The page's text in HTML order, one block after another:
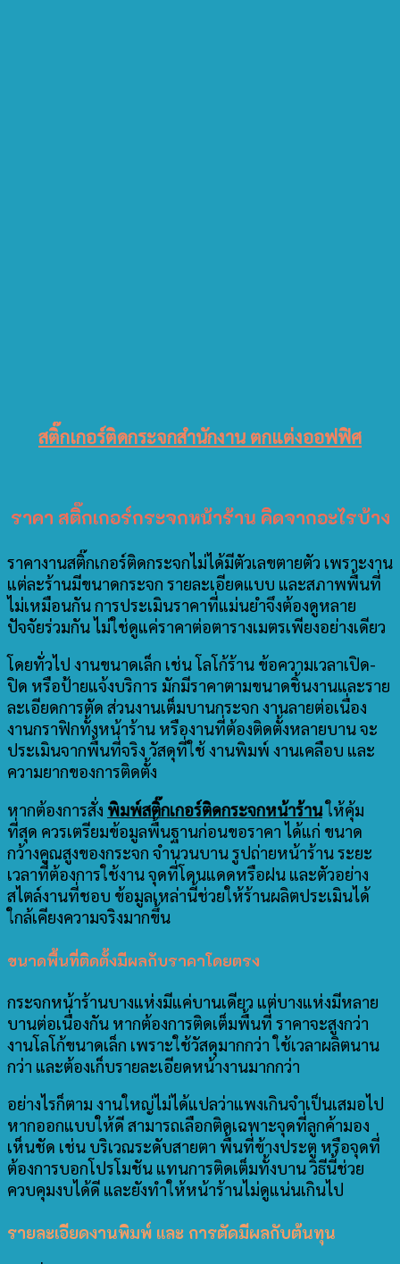
สติ๊กเกอร์ติดกระจกสำนักงาน ตกแต่งออฟฟิศ
ราคา สติ๊กเกอร์กระจกหน้าร้าน คิดจากอะไรบ้าง
ราคางานสติ๊กเกอร์ติดกระจกไม่ได้มีตัวเลขตายตัว เพราะงาน
แต่ละร้านมีขนาดกระจก รายละเอียดแบบ และสภาพพื้นที่
ไม่เหมือนกัน การประเมินราคาที่แม่นยำจึงต้องดูหลาย
ปัจจัยร่วมกัน ไม่ใช่ดูแค่ราคาต่อตารางเมตรเพียงอย่างเดียว
โดยทั่วไป งานขนาดเล็ก เช่น โลโก้ร้าน ข้อความเวลาเปิด-
ปิด หรือป้ายแจ้งบริการ มักมีราคาตามขนาดชิ้นงานและราย
ละเอียดการตัด ส่วนงานเต็มบานกระจก งานลายต่อเนื่อง
งานกราฟิกทั้งหน้าร้าน หรืองานที่ต้องติดตั้งหลายบาน จะ
ประเมินจากพื้นที่จริง วัสดุที่ใช้ งานพิมพ์ งานเคลือบ และ
ความยากของการติดตั้ง
หากต้องการสั่ง พิมพ์สติ๊กเกอร์ติดกระจกหน้าร้านให้คุ้ม
ที่สุด ควรเตรียมข้อมูลพื้นฐานก่อนขอราคา ได้แก่ ขนาด
กว้างคูณสูงของกระจก จำนวนบาน รูปถ่ายหน้าร้าน ระยะ
เวลาที่ต้องการใช้งาน จุดที่โดนแดดหรือฝน และตัวอย่าง
สไตล์งานที่ชอบ ข้อมูลเหล่านี้ช่วยให้ร้านผลิตประเมินได้
ใกล้เคียงความจริงมากขึ้น
ขนาดพื้นที่ติดตั้งมีผลกับราคาโดยตรง
กระจกหน้าร้านบางแห่งมีแค่บานเดียว แต่บางแห่งมีหลาย
บานต่อเนื่องกัน หากต้องการติดเต็มพื้นที่ ราคาจะสูงกว่า
งานโลโก้ขนาดเล็ก เพราะใช้วัสดุมากกว่า ใช้เวลาผลิตนาน
กว่า และต้องเก็บรายละเอียดหน้างานมากกว่า
อย่างไรก็ตาม งานใหญ่ไม่ได้แปลว่าแพงเกินจำเป็นเสมอไป
หากออกแบบให้ดี สามารถเลือกติดเฉพาะจุดที่ลูกค้ามอง
เห็นชัด เช่น บริเวณระดับสายตา พื้นที่ข้างประตู หรือจุดที่
ต้องการบอกโปรโมชัน แทนการติดเต็มทั้งบาน วิธีนี้ช่วย
ควบคุมงบได้ดี และยังทำให้หน้าร้านไม่ดูแน่นเกินไป
รายละเอียดงานพิมพ์ และ การตัดมีผลกับต้นทุน